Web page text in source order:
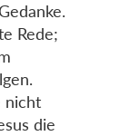
Rede;
nicht
die